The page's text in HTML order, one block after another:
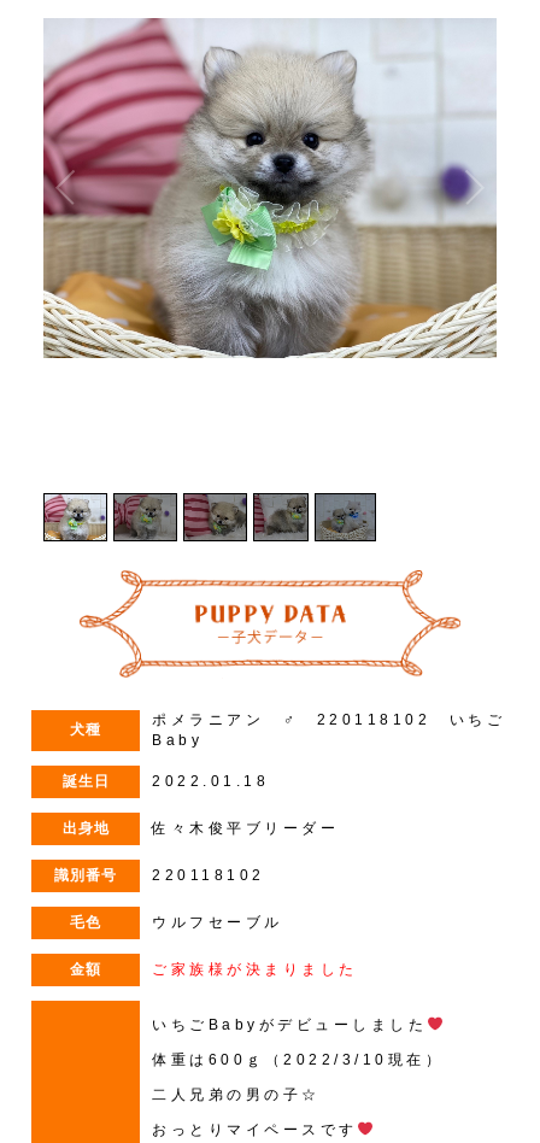
犬種
ポメラニアン ♂ 220118102 いちご
Baby
誕生日 2022.01.18
出身地 佐々木俊平ブリーダー
識別番号 220118102
毛色 ウルフセーブル
金額 ご家族様が決まりました
いちごBabyがデビューしました
体重は600ｇ（2022/3/10現在）
二人兄弟の男の子☆
おっとりマイペースです